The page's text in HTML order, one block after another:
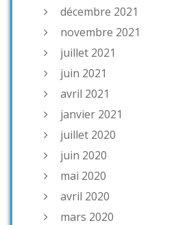
décembre 2021
novembre 2021
juillet 2021
juin 2021
avril 2021
janvier 2021
juillet 2020
juin 2020
mai 2020
avril 2020
mars 2020